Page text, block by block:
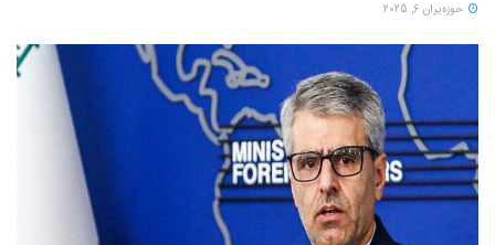
حوزه‌یران 6, 2025